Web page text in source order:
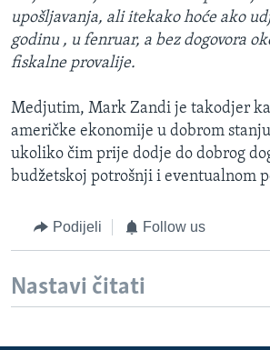
upošljavanja, ali itekako hoće ako
godinu , u fenruar, a bez dogovora
fiskalne provalije.
Medjutim, Mark Zandi je takodjer
američke ekonomije u dobrom
ukoliko čim prije dodje do dobrog
budžetskoj potrošnji i eventualnom
Podijeli Follow us
Nastavi čitati